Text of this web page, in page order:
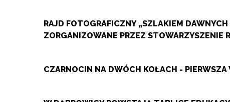
RAJD FOTOGRAFICZNY „SZLAKIEM
ZORGANIZOWANE PRZEZ STOWARZYSZENIE
CZARNOCIN NA DWÓCH KOŁACH -